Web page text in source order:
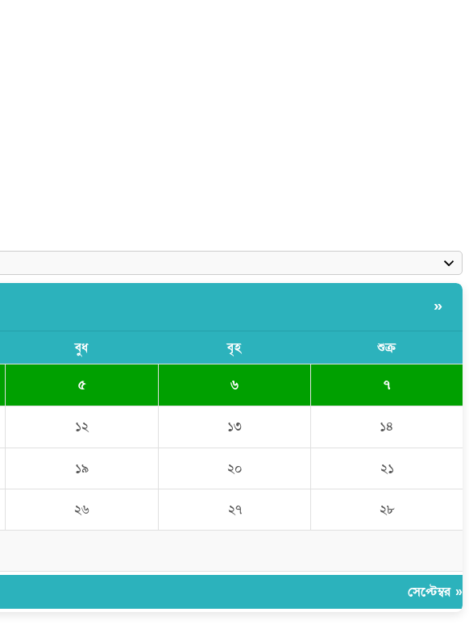
»
বুধ বৃহ শুক্র
৫ ৬ ৭
১২ ১৩ ১৪
১৯ ২০ ২১
২৬ ২৭ ২৮
সেপ্টেম্বর »